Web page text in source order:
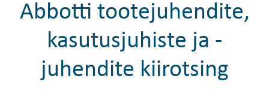
Abbotti tootejuhendite,
kasutusjuhiste ja -
juhendite kiirotsing